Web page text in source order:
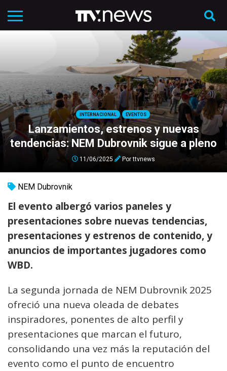
INTERNACIONAL EVENTOS
Lanzamientos, estrenos y nuevas
tendencias: NEM Dubrovnik sigue a pleno
11/06/2025 Porttvnews
NEM Dubrovnik
El evento albergó varios paneles y
presentaciones sobre nuevas tendencias,
presentaciones y estrenos de contenido, y
anuncios de importantes jugadores como
WBD.
La segunda jornada de NEM Dubrovnik 2025
ofreció una nueva oleada de debates
inspiradores, ponentes de alto perfil y
presentaciones que marcan el futuro,
consolidando una vez más la reputación del
evento como el punto de encuentro